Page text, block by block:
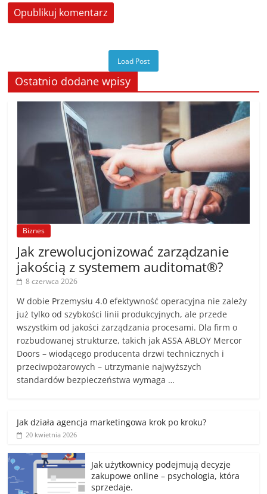
Load Post
Ostatnio dodane wpisy
Biznes
Jak zrewolucjonizować zarządzanie
jakością z systemem auditomat®?
8 czerwca 2026
W dobie Przemysłu 4.0 efektywność operacyjna nie zależy
już tylko od szybkości linii produkcyjnych, ale przede
wszystkim od jakości zarządzania procesami. Dla firm o
rozbudowanej strukturze, takich jak ASSA ABLOY Mercor
Doors – wiodącego producenta drzwi technicznych i
przeciwpożarowych – utrzymanie najwyższych
standardów bezpieczeństwa wymaga …
Jak działa agencja marketingowa krok po kroku?
20 kwietnia 2026
Jak użytkownicy podejmują decyzje
zakupowe online – psychologia, która
sprzedaje.